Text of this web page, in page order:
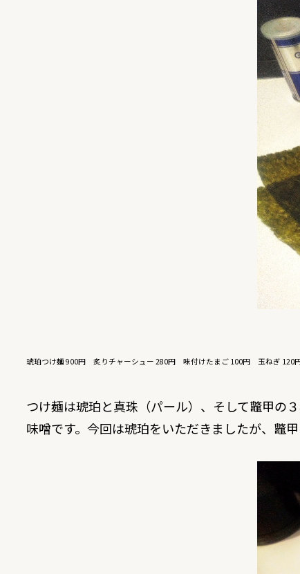
琥珀つけ麺 900円 炙りチャーシュー 280円 味付けたまご 100円 玉ねぎ 120
つけ麺は琥珀と真珠（パール）、そして鼈甲の
味噌です。今回は琥珀をいただきましたが、鼈